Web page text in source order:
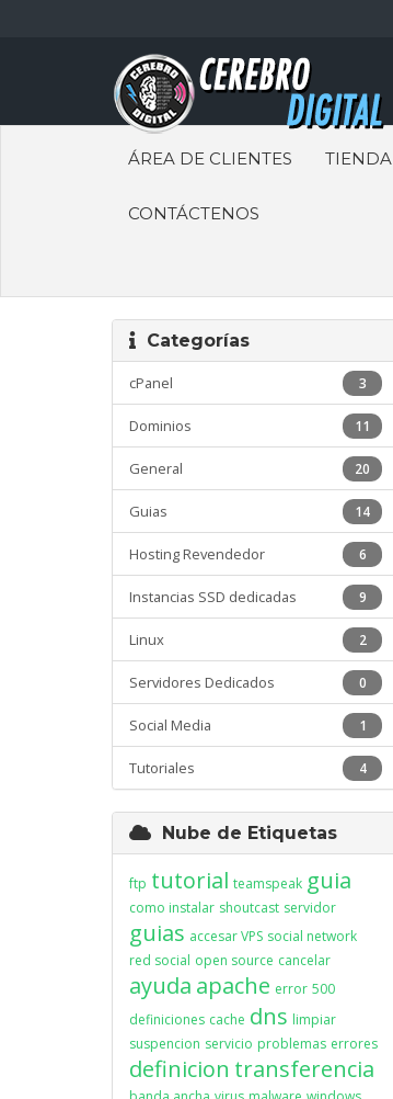
ÁREA DE CLIENTES TIENDA
CONTÁCTENOS
Categorías
3
cPanel
11
Dominios
20
General
14
Guias
6
Hosting Revendedor
9
Instancias SSD dedicadas
2
Linux
0
Servidores Dedicados
1
Social Media
4
Tutoriales
Nube de Etiquetas
ftp tutorial teamspeak guia
como instalar shoutcast servidor
guias accesar VPS social network
red social open source cancelar
ayuda apache error 500
definiciones cache dns limpiar
suspencion servicio problemas errores
definicion transferencia